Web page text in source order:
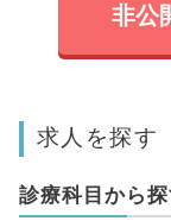
非公
求人を探す
診療科目から